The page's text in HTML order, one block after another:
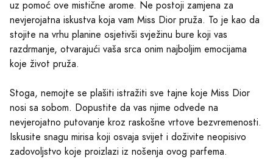
uz pomoć ove mistične arome. Ne postoji zamjena za
nevjerojatna iskustva koja vam Miss Dior pruža. To je kao da
stojite na vrhu planine osjetivši svježinu bure koji vas
razdrmanje, otvarajući vaša srca onim najboljim emocijama
koje život pruža.
Stoga, nemojte se plašiti istražiti sve tajne koje Miss Dior
nosi sa sobom. Dopustite da vas njime odvede na
nevjerojatno putovanje kroz raskošne vrtove bezvremenosti.
Iskusite snagu mirisa koji osvaja svijet i doživite neopisivo
zadovoljstvo koje proizlazi iz nošenja ovog parfema.